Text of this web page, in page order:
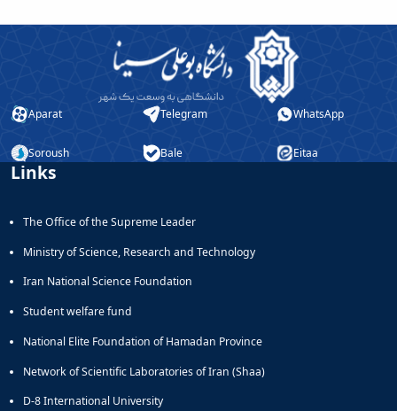
Aparat Telegram WhatsApp
Soroush Bale Eitaa
Links
The Office of the Supreme Leader
Ministry of Science, Research and Technology
Iran National Science Foundation
Student welfare fund
National Elite Foundation of Hamadan Province
Network of Scientific Laboratories of Iran (Shaa)
D-8 International University